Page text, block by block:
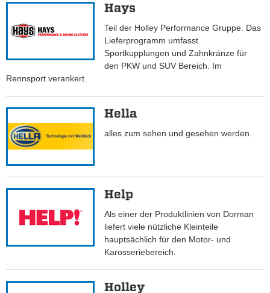
Hays
Teil der Holley Performance Gruppe. Das
Lieferprogramm umfasst
Sportkupplungen und Zahnkränze für
den PKW und SUV Bereich. Im
Rennsport verankert.
Hella
alles zum sehen und gesehen werden.
Help
Als einer der Produktlinien von Dorman
liefert viele nützliche Kleinteile
hauptsächlich für den Motor- und
Karosseriebereich.
Holley